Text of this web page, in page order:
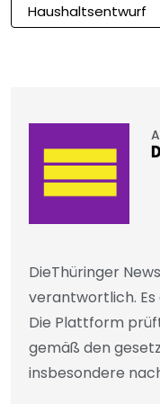
Haushaltsentwurf
DieThüringer
verantwortlich.
Die Plattform
gemäß den
insbesondere